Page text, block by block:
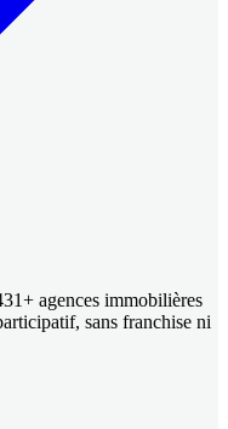
agences immobilières
sans franchise ni